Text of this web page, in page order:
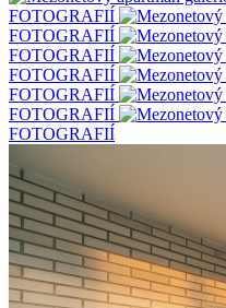
FOTOGRAFIÍ
FOTOGRAFIÍ
FOTOGRAFIÍ
FOTOGRAFIÍ
FOTOGRAFIÍ
FOTOGRAFIÍ
FOTOGRAFIÍ